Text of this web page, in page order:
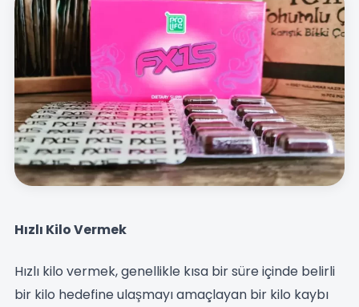
Hızlı Kilo Vermek
Hızlı kilo vermek, genellikle kısa bir süre içinde belirli
bir kilo hedefine ulaşmayı amaçlayan bir kilo kaybı